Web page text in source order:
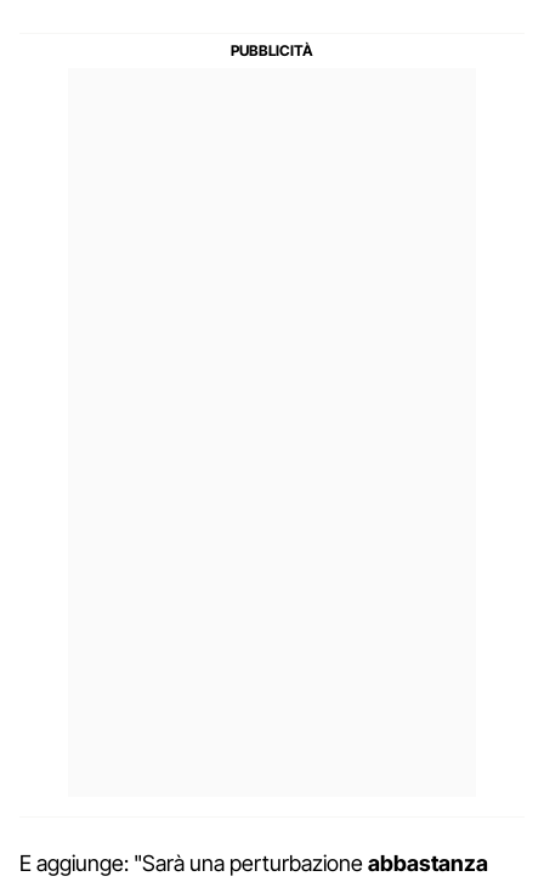
E aggiunge: "Sarà una perturbazioneabbastanza